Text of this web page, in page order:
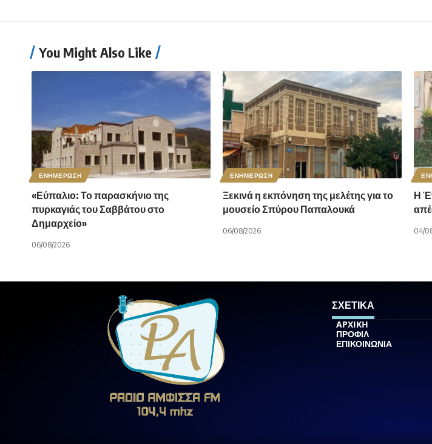
You Might Also Like
ΕΝΗΜΕΡΩΣΗ
«Εύπαλιο: Το παρασκήνιο της
πυρκαγιάς του Σαββάτου στο
Δημαρχείο»
06/08/2026
ΕΝΗΜΕΡΩΣΗ
Ξεκινά η εκπόνηση της μελέτης για το
μουσείο Σπύρου Παπαλουκά
06/08/2026
Η
04/
ΣΧΕΤΙΚΑ
ΑΡΧΙΚΗ
ΠΡΟΦΙΛ
ΕΠΙΚΟΙΝΩΝΙΑ